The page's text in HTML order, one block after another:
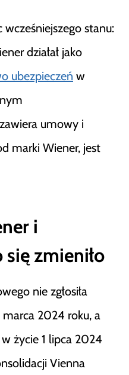
stanu:
działał jako
ubezpieczeń w
umowy i
marki Wiener, jest
i
zmieniło
nie zgłosiła
2024 roku, a
życie 1 lipca 2024
Vienna